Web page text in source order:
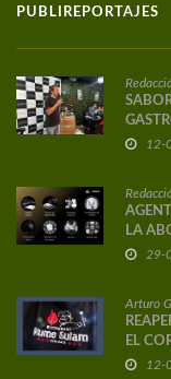
PUBLIREPORTAJES
DE12-
LA
29-
Arturo
EL
12-